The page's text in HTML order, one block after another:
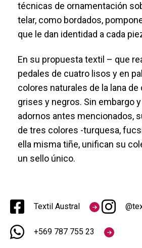
técnicas de ornamentación
telar, como bordados,
que le dan identidad a cada
En su propuesta textil – que
pedales de cuatro lisos y en
colores naturales de la lana de
grises y negros. Sin embargo
adornos antes mencionados,
de tres colores -turquesa,
ella misma tiñe, unifican su
un sello único.
Textil Austral
+569 787 755 23